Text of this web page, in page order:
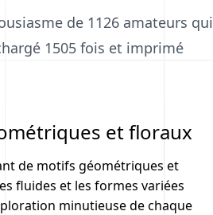
de 1126 amateurs qui
1505 fois et imprimé
et floraux
de motifs géométriques et
fluides et les formes variées
minutieuse de chaque